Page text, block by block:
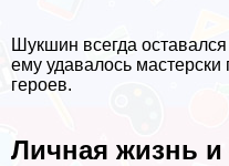
Шукшин всегда
ему удавалось
героев.
Личная жизнь и